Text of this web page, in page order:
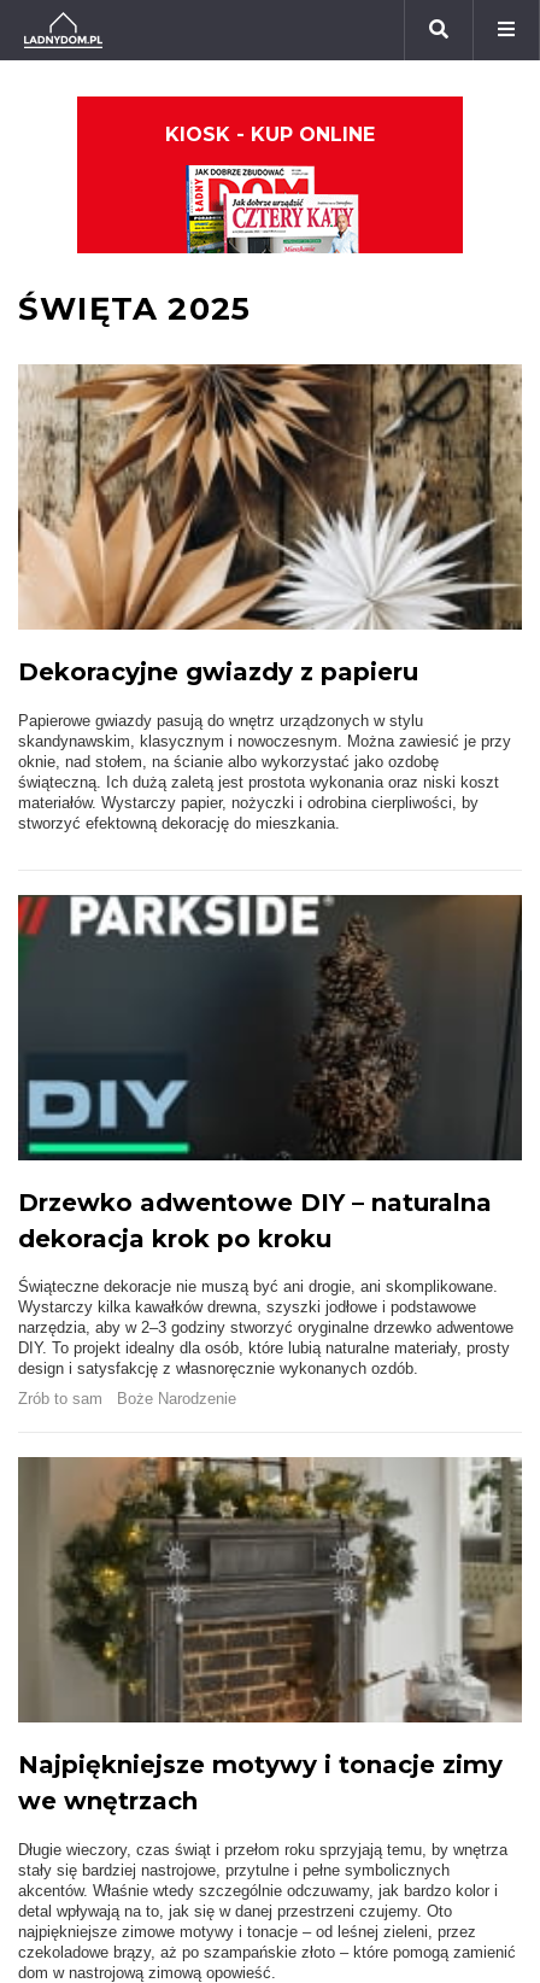
KIOSK - KUP ONLINE
ŚWIĘTA 2025
Dekoracyjne gwiazdy z papieru
Papierowe gwiazdy pasują do wnętrz urządzonych w stylu
skandynawskim, klasycznym i nowoczesnym. Można zawiesić je przy
oknie, nad stołem, na ścianie albo wykorzystać jako ozdobę
świąteczną. Ich dużą zaletą jest prostota wykonania oraz niski koszt
materiałów. Wystarczy papier, nożyczki i odrobina cierpliwości, by
stworzyć efektowną dekorację do mieszkania.
Drzewko adwentowe DIY – naturalna
dekoracja krok po kroku
Świąteczne dekoracje nie muszą być ani drogie, ani skomplikowane.
Wystarczy kilka kawałków drewna, szyszki jodłowe i podstawowe
narzędzia, aby w 2–3 godziny stworzyć oryginalne drzewko adwentowe
DIY. To projekt idealny dla osób, które lubią naturalne materiały, prosty
design i satysfakcję z własnoręcznie wykonanych ozdób.
Zrób to sam
Boże Narodzenie
Najpiękniejsze motywy i tonacje zimy
we wnętrzach
Długie wieczory, czas świąt i przełom roku sprzyjają temu, by wnętrza
stały się bardziej nastrojowe, przytulne i pełne symbolicznych
akcentów. Właśnie wtedy szczególnie odczuwamy, jak bardzo kolor i
detal wpływają na to, jak się w danej przestrzeni czujemy. Oto
najpiękniejsze zimowe motywy i tonacje – od leśnej zieleni, przez
czekoladowe brązy, aż po szampańskie złoto – które pomogą zamienić
dom w nastrojową zimową opowieść.